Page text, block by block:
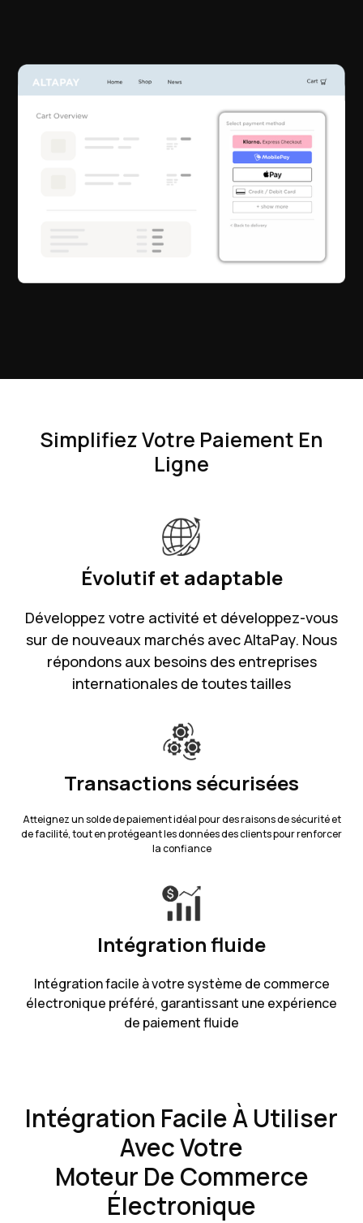
Simplifiez Votre Paiement En
Ligne
Évolutif et adaptable
Développez votre activité et développez-vous
sur de nouveaux marchés avec AltaPay. Nous
répondons aux besoins des entreprises
internationales de toutes tailles
Transactions sécurisées
Atteignez un solde de paiement idéal pour des raisons de sécurité et
de facilité, tout en protégeant les données des clients pour renforcer
la confiance
Intégration fluide
Intégration facile à votre système de commerce
électronique préféré, garantissant une expérience
de paiement fluide
Intégration Facile À Utiliser
Avec Votre
Moteur De Commerce
Électronique